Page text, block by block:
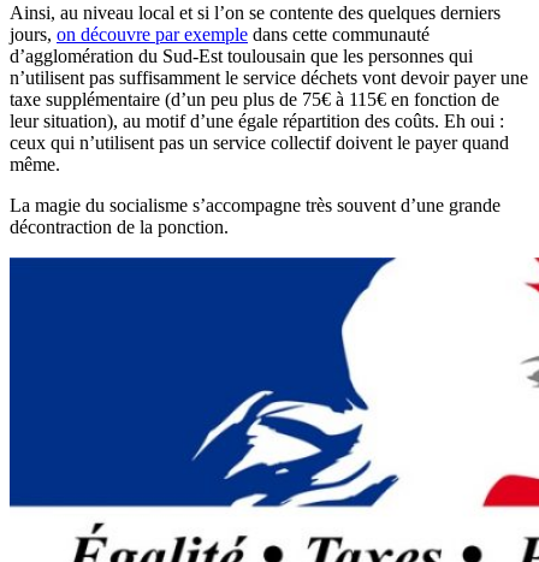
Ainsi, au niveau local et si l’on se contente des quelques derniers
jours, on découvre par exemple dans cette communauté
d’agglomération du Sud-Est toulousain que les personnes qui
n’utilisent pas suffisamment le service déchets vont devoir payer une
taxe supplémentaire (d’un peu plus de 75€ à 115€ en fonction de
leur situation), au motif d’une égale répartition des coûts. Eh oui :
ceux qui n’utilisent pas un service collectif doivent le payer quand
même.
La magie du socialisme s’accompagne très souvent d’une grande
décontraction de la ponction.